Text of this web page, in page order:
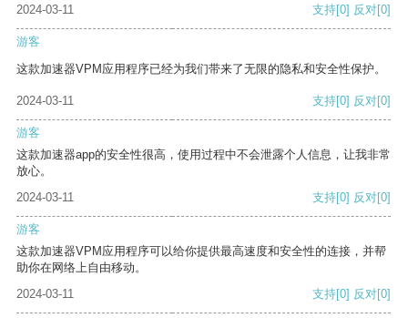
2024-03-11 支持[0] 反对[0]
游客
这款加速器VPM应用程序已经为我们带来了无限的隐私和安全性保护。
2024-03-11 支持[0] 反对[0]
游客
这款加速器app的安全性很高，使用过程中不会泄露个人信息，让我非常
放心。
2024-03-11
支持[0] 反对[0]
游客
这款加速器VPM应用程序可以给你提供最高速度和安全性的连接，并帮
助你在网络上自由移动。
2024-03-11
支持[0] 反对[0]